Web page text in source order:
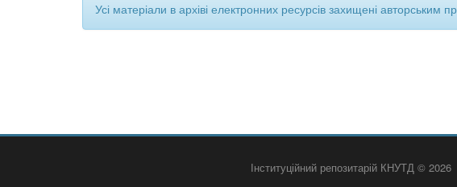
Усі матеріали в архіві електронних ресурсів захищені авторським
Інституційний репозитарій КНУТД © 2026